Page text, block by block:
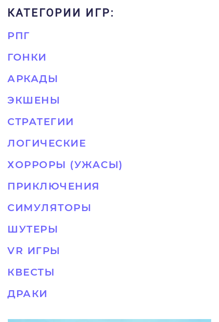
КАТЕГОРИИ ИГР:
РПГ
ГОНКИ
АРКАДЫ
ЭКШЕНЫ
СТРАТЕГИИ
ЛОГИЧЕСКИЕ
ХОРРОРЫ (УЖАСЫ)
ПРИКЛЮЧЕНИЯ
СИМУЛЯТОРЫ
ШУТЕРЫ
VR ИГРЫ
КВЕСТЫ
ДРАКИ